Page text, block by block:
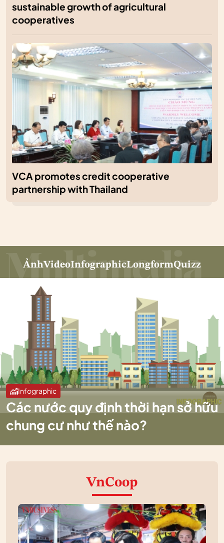
sustainable growth of agricultural
cooperatives
VCA promotes credit cooperative
partnership with Thailand
ẢnhVideoInfographicLongformQuizz
Infographic
Các nước quy định thời hạn sở hữu
chung cư như thế nào?
VnCoop